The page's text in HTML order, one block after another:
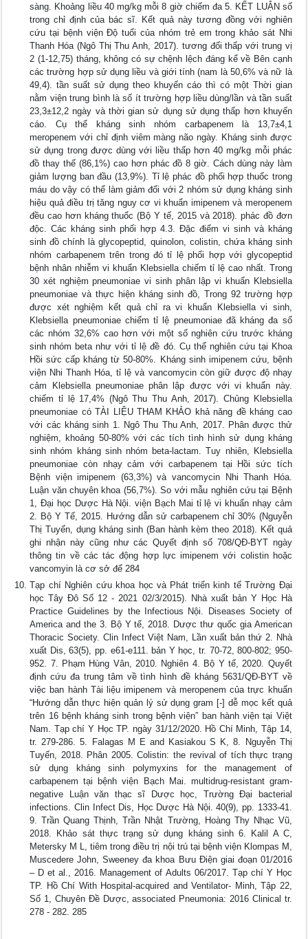
sàng. Khoảng liều 40 mg/kg mỗi 8 giờ chiếm đa 5. KẾT LUẬN số
trong chỉ định của bác sĩ. Kết quả này tương đồng với nghiên
cứu tại bệnh viện Độ tuổi của nhóm trẻ em trong khảo sát Nhi
Thanh Hóa (Ngô Thị Thu Anh, 2017). tương đối thấp với trung vị
2 (1-12,75) tháng, không có sự chệnh lệch đáng kể về Bên cạnh
các trường hợp sử dụng liều và giới tính (nam là 50,6% và nữ là
49,4). tần suất sử dụng theo khuyến cáo thì có một Thời gian
nằm viện trung bình là số ít trường hợp liều dùng/lần và tần suất
23,3±12,2 ngày và thời gian sử dụng sử dụng thấp hơn khuyến
cáo. Cụ thể kháng sinh nhóm carbapenem là 13,7±4,1
meropenem với chỉ định viêm màng não ngày. Kháng sinh được
sử dụng trong được dùng với liều thấp hơn 40 mg/kg mỗi phác
đồ thay thế (86,1%) cao hơn phác đồ 8 giờ. Cách dùng này làm
giảm lượng ban đầu (13,9%). Tỉ lệ phác đồ phối hợp thuốc trong
máu do vậy có thể làm giảm đối với 2 nhóm sử dụng kháng sinh
hiệu quả điều trị tăng nguy cơ vi khuẩn imipenem và meropenem
đều cao hơn kháng thuốc (Bộ Y tế, 2015 và 2018). phác đồ đơn
độc. Các kháng sinh phối hợp 4.3. Đặc điểm vi sinh và kháng
sinh đồ chính là glycopeptid, quinolon, colistin, chứa kháng sinh
nhóm carbapenem trên trong đó tỉ lệ phối hợp với glycopeptid
bệnh nhân nhiễm vi khuẩn Klebsiella chiếm tỉ lệ cao nhất. Trong
30 xét nghiệm pneumoniae vi sinh phân lập vi khuẩn Klebsiella
pneumoniae và thực hiện kháng sinh đồ, Trong 92 trường hợp
được xét nghiệm kết quả chỉ ra vi khuẩn Klebsiella vi sinh,
Klebsiella pneumoniae chiếm tỉ lệ pneumoniae đã kháng đa số
các nhóm 32,6% cao hơn với một số nghiên cứu trước kháng
sinh nhóm beta như với tỉ lệ đề đó. Cụ thể nghiên cứu tại Khoa
Hồi sức cấp kháng từ 50-80%. Kháng sinh imipenem cứu, bệnh
viện Nhi Thanh Hóa, tỉ lệ và vancomycin còn giữ được độ nhạy
cảm Klebsiella pneumoniae phân lập được với vi khuẩn này.
chiếm tỉ lệ 17,4% (Ngô Thu Thu Anh, 2017). Chủng Klebsiella
pneumoniae có TÀI LIỆU THAM KHẢO khả năng đề kháng cao
với các kháng sinh 1. Ngô Thu Thu Anh, 2017. Phân được thử
nghiệm, khoảng 50-80% với các tích tình hình sử dụng kháng
sinh nhóm kháng sinh nhóm beta-lactam. Tuy nhiên, Klebsiella
pneumoniae còn nhạy cảm với carbapenem tại Hồi sức tích
Bệnh viện imipenem (63,3%) và vancomycin Nhi Thanh Hóa.
Luận văn chuyên khoa (56,7%). So với mẫu nghiên cứu tại Bệnh
1, Đại học Dược Hà Nội. viện Bạch Mai tỉ lệ vi khuẩn nhạy cảm
2. Bộ Y Tế, 2015. Hướng dẫn sử carbapenem chỉ 30% (Nguyễn
Thị Tuyến, dụng kháng sinh (Ban hành kèm theo 2018). Kết quả
ghi nhận này cũng như các Quyết định số 708/QĐ-BYT ngày
thông tin về các tác động hợp lực imipenem với colistin hoặc
vancomyin là cơ sở để 284
Tạp chí Nghiên cứu khoa học và Phát triển kinh tế Trường Đại
học Tây Đô Số 12 - 2021 02/3/2015). Nhà xuất bản Y Học Hà
Practice Guidelines by the Infectious Nội. Diseases Society of
America and the 3. Bộ Y tế, 2018. Dược thư quốc gia American
Thoracic Society. Clin Infect Việt Nam, Lần xuất bản thứ 2. Nhà
xuất Dis, 63(5), pp. e61-e111. bản Y học, tr. 70-72, 800-802; 950-
952. 7. Phạm Hùng Vân, 2010. Nghiên 4. Bộ Y tế, 2020. Quyết
định cứu đa trung tâm về tình hình đề kháng 5631/QĐ-BYT về
việc ban hành Tài liệu imipenem và meropenem của trực khuẩn
“Hướng dẫn thực hiện quản lý sử dụng gram [-] dễ mọc kết quả
trên 16 bệnh kháng sinh trong bệnh viện” ban hành viện tại Việt
Nam. Tạp chí Y Học TP. ngày 31/12/2020. Hồ Chí Minh, Tập 14,
tr. 279-286. 5. Falagas M E and Kasiakou S K, 8. Nguyễn Thị
Tuyến, 2018. Phân 2005. Colistin: the revival of tích thực trạng
sử dụng kháng sinh polymyxins for the management of
carbapenem tại bệnh viện Bạch Mai. multidrug-resistant gram-
negative Luận văn thạc sĩ Dược học, Trường Đại bacterial
infections. Clin Infect Dis, Học Dược Hà Nội. 40(9), pp. 1333-41.
9. Trần Quang Thịnh, Trần Nhật Trường, Hoàng Thy Nhạc Vũ,
2018. Khảo sát thực trạng sử dụng kháng sinh 6. Kalil A C,
Metersky M L, tiêm trong điều trị nội trú tại bệnh viện Klompas M,
Muscedere John, Sweeney đa khoa Bưu Điện giai đoạn 01/2016
– D et al., 2016. Management of Adults 06/2017. Tạp chí Y Học
TP. Hồ Chí With Hospital-acquired and Ventilator- Minh, Tập 22,
Số 1, Chuyên Đề Dược, associated Pneumonia: 2016 Clinical tr.
278 - 282. 285